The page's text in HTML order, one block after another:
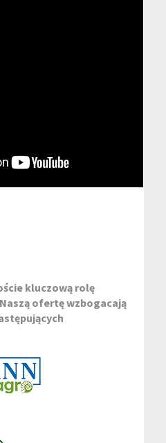
kluczową rolę
ofertę wzbogacają